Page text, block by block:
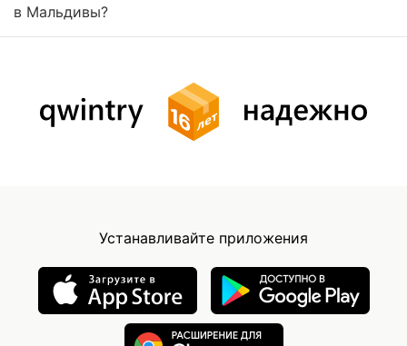
в Мальдивы?
Устанавливайте приложения